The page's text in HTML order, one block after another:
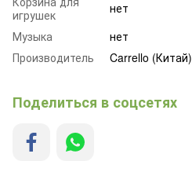
игрушек
нет
Музыка
нет
Производитель
Carrello (Китай)
Поделиться в соцсетях